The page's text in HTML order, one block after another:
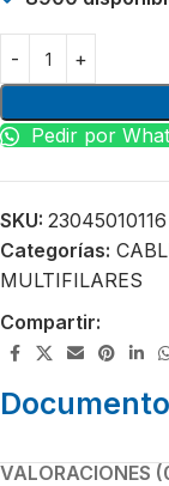
Pedir por
SKU: 23045010116
Categorías:
MULTIFILARES
Compartir:
VALORACIONES